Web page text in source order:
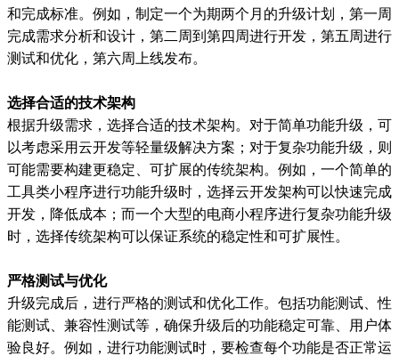
和完成标准。例如，制定一个为期两个月的升级计划，第一周
完成需求分析和设计，第二周到第四周进行开发，第五周进行
测试和优化，第六周上线发布。
选择合适的技术架构
根据升级需求，选择合适的技术架构。对于简单功能升级，可
以考虑采用云开发等轻量级解决方案；对于复杂功能升级，则
可能需要构建更稳定、可扩展的传统架构。例如，一个简单的
工具类小程序进行功能升级时，选择云开发架构可以快速完成
开发，降低成本；而一个大型的电商小程序进行复杂功能升级
时，选择传统架构可以保证系统的稳定性和可扩展性。
严格测试与优化
升级完成后，进行严格的测试和优化工作。包括功能测试、性
能测试、兼容性测试等，确保升级后的功能稳定可靠、用户体
验良好。例如，进行功能测试时，要检查每个功能是否正常运